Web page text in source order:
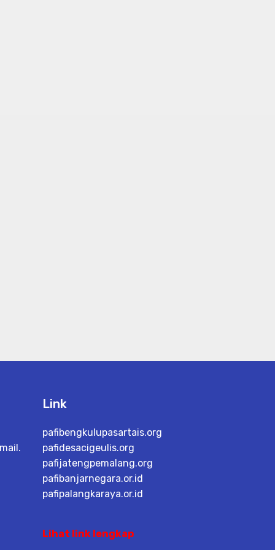
Link
pafibengkulupasartais.org
pafidesacigeulis.org
pafijatengpemalang.org
pafibanjarnegara.or.id
pafipalangkaraya.or.id
Lihat link lengkap